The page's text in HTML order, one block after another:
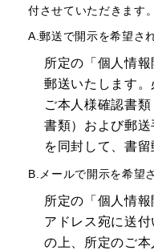
付させていただきます。
A.郵送で開示を希望さ
所定の「個人情
郵送いたします
ご本人様確認書
書類）および郵送
を同封して、書留
B.メールで開示を希望
所定の「個人情
アドレス宛に送
の上、所定のご